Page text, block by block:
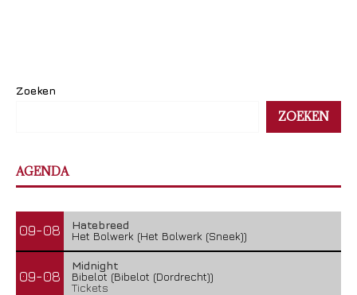
Zoeken
ZOEKEN
AGENDA
09-08
Hatebreed
Het Bolwerk (Het Bolwerk (Sneek))
09-08
Midnight
Bibelot (Bibelot (Dordrecht))
Tickets